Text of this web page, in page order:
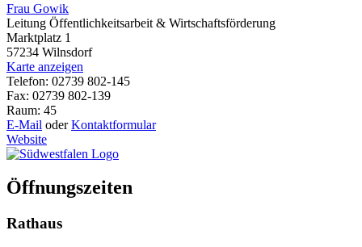
Frau Gowik
Leitung Öffentlichkeitsarbeit & Wirtschaftsförderung
Marktplatz 1
57234 Wilnsdorf
Karte anzeigen
Telefon: 02739 802-145
Fax: 02739 802-139
Raum: 45
E-Mail oderKontaktformular
Website
Öffnungszeiten
Rathaus